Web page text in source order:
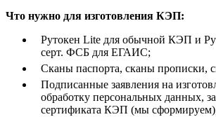
Что нужно для изготовления КЭП:
Рутокен Lite для обычной КЭП и
серт. ФСБ для ЕГАИС;
Сканы паспорта, сканы
Подписанные заявления на
обработку персональных данных,
сертификата КЭП (мы